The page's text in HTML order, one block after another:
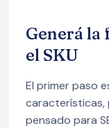
Generá la
el SKU
El primer paso
características,
pensado para